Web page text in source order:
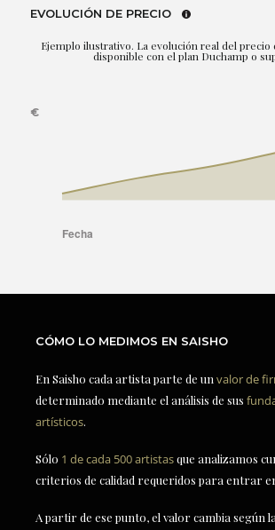
EVOLUCIÓN DE PRECIO
Ejemplo ilustrativo. La evolución real del precio
disponible con el plan Duchamp o
CÓMO LO MEDIMOS EN SAISHO
En Saisho cada artista parte de un valor de
determinado mediante el análisis de sus
artísticos.
Sólo 1 de cada 500 artistasque analizamos
criterios de calidad requeridos para entrar
A partir de ese punto, el valor cambia según la